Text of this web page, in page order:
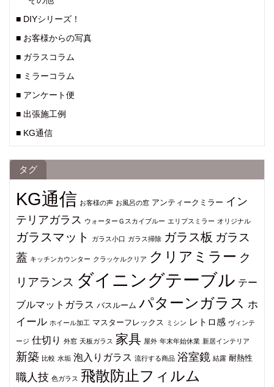
■ DIYシリーズ！
■ お客様からの写真
■ ガラスコラム
■ ミラーコラム
■ アンケート便
■ 出張施工例
■ KG通信
タグ
KG通信 お客様の声 お風呂の窓 アンティークミラー イン
テリアガラス ウォーターＧスカイブルー エリプスミラー オリジナル
ガラスマット ガラス小口 ガラス掃除 ガラス板 ガラス
蓋 キッチンカウンター クラッケルクリア クリアミラー ク
リアランス ダイニングテーブル テー
ブルマットガラス バスルーム パターンガラス ホ
イール ホイール加工 マスターフレックス ミシン レトロ感 ヴィンテ
ージ 仕切り 外窓 天板ガラス 家具 屋外 年末年始休業 新居インテリア
新築 比較 水垢 泡入りガラス 流行する商品 浴室鏡 結露 耐熱性
職人技 色ガラス 飛散防止フィルム